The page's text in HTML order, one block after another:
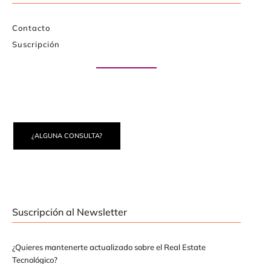
Contacto
Suscripción
¿ALGUNA CONSULTA?
Suscripción al Newsletter
¿Quieres mantenerte actualizado sobre el Real Estate
Tecnológico?